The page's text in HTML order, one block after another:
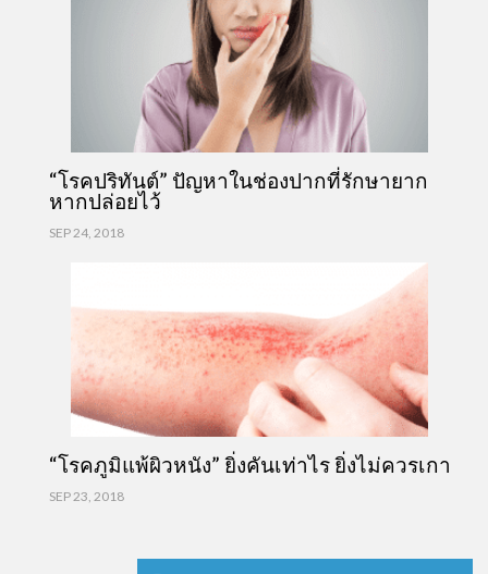
“โรคปริทันต์” ปัญหาในช่องปากที่รักษายาก
หากปล่อยไว้
SEP 24, 2018
“โรคภูมิแพ้ผิวหนัง” ยิ่งคันเท่าไร ยิ่งไม่ควรเกา
SEP 23, 2018